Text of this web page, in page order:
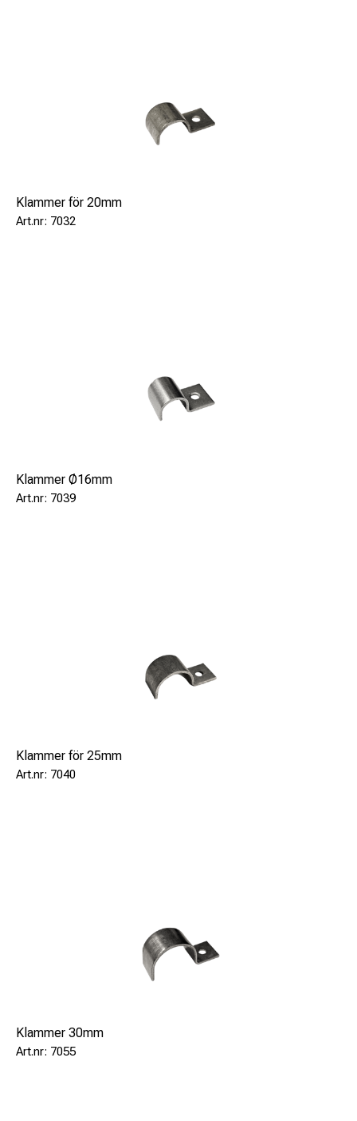
Klammer för 20mm
7032
Klammer Ø16mm
7039
Klammer för 25mm
7040
Klammer 30mm
7055